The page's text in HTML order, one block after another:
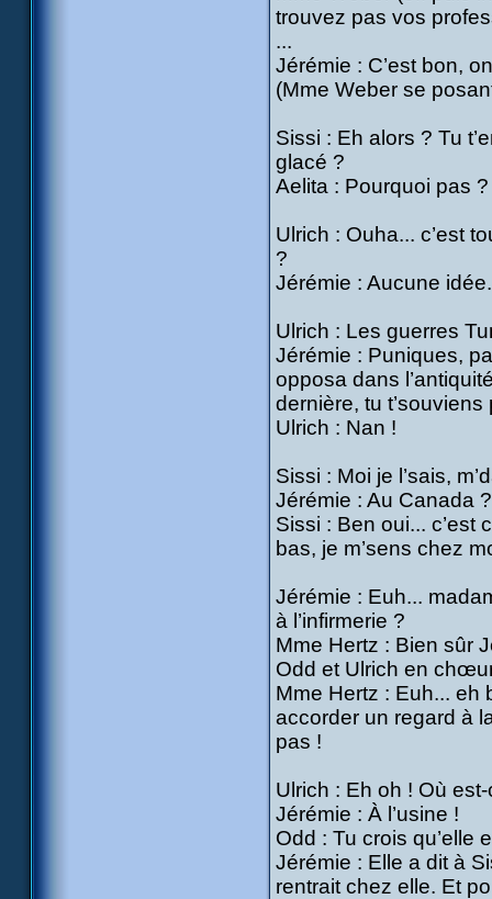
trouvez pas vos
...
Jérémie : C’est bon,
(Mme Weber se
Sissi : Eh alors ? Tu
glacé ?
Aelita : Pourquoi pas
Ulrich : Ouha... c’est
?
Jérémie : Aucune
Ulrich : Les guerres
Jérémie : Puniques,
opposa dans
dernière, tu t’souviens
Ulrich : Nan !
Sissi : Moi je l’sais,
Jérémie : Au Canada
Sissi : Ben oui... c’est
bas, je m’sens chez
Jérémie : Euh...
à l’infirmerie ?
Mme Hertz : Bien sûr
Odd et Ulrich en
Mme Hertz : Euh... eh
accorder un regard à
pas !
Ulrich : Eh oh ! Où
Jérémie : À l’usine !
Odd : Tu crois qu’elle
Jérémie : Elle a dit à
rentrait chez elle. Et